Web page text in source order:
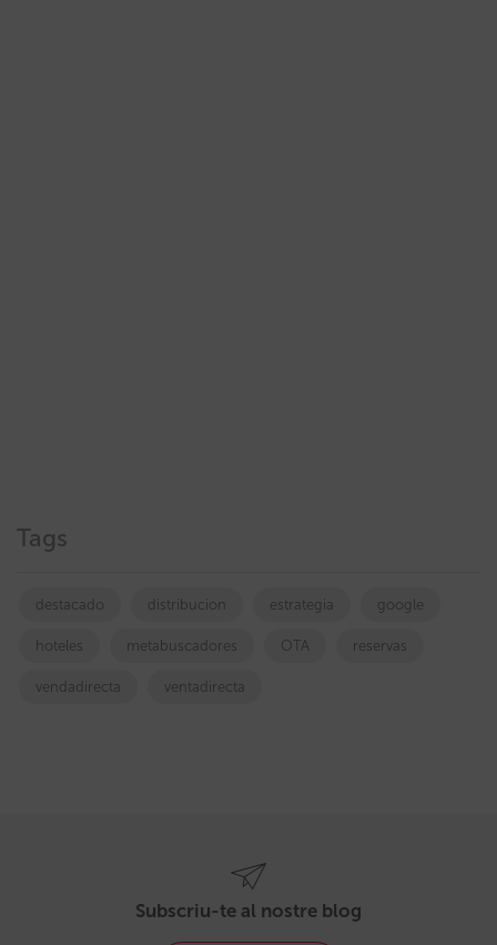
Tags
destacado distribucion estrategia google
hoteles metabuscadores OTA reservas
vendadirecta ventadirecta
Subscriu-te al nostre blog